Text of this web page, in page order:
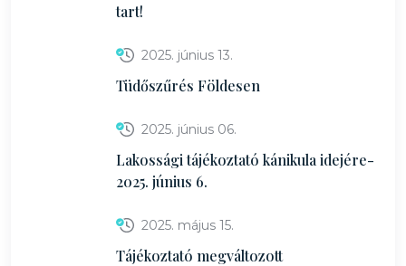
tart!
2025. június 13.
Tüdőszűrés Földesen
2025. június 06.
Lakossági tájékoztató kánikula idejére-
2025. június 6.
2025. május 15.
Tájékoztató megváltozott